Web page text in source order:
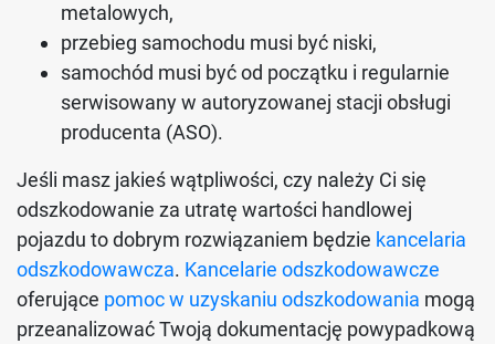
metalowych,
przebieg samochodu musi być niski,
samochód musi być od początku i regularnie
serwisowany w autoryzowanej stacji obsługi
producenta (ASO).
Jeśli masz jakieś wątpliwości, czy należy Ci się
odszkodowanie za utratę wartości handlowej
pojazdu to dobrym rozwiązaniem będzie kancelaria
odszkodowawcza. Kancelarie odszkodowawcze
oferujące pomoc w uzyskaniu odszkodowania mogą
przeanalizować Twoją dokumentację powypadkową